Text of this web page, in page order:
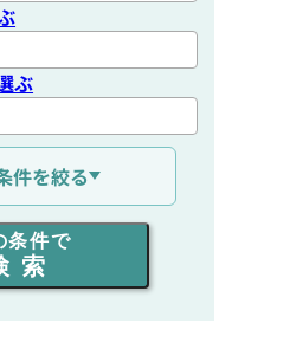
ぶ
選ぶ
件を絞る
条件で
索